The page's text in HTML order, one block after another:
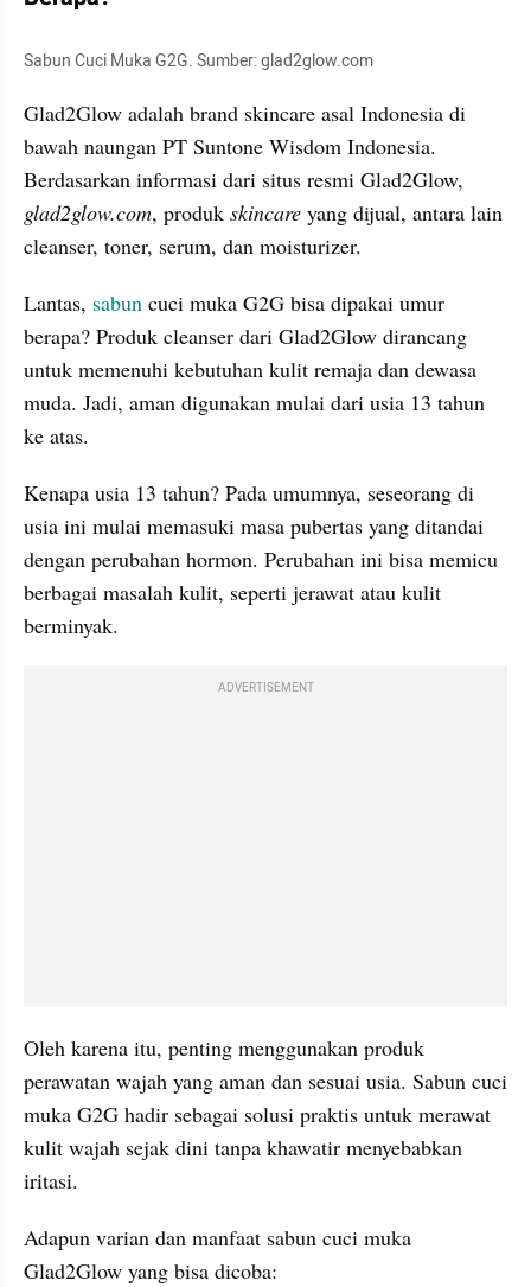
Sabun Cuci Muka G2G. Sumber: glad2glow.com
Glad2Glow adalah brand skincare asal Indonesia di
bawah naungan PT Suntone Wisdom Indonesia.
glad2glow.com, produk skincare yang dijual, antara lain
cleanser, toner, serum, dan moisturizer.
Lantas, sabun cuci muka G2G bisa dipakai umur
berapa? Produk cleanser dari Glad2Glow dirancang
untuk memenuhi kebutuhan kulit remaja dan dewasa
muda. Jadi, aman digunakan mulai dari usia 13 tahun
ke atas.
Kenapa usia 13 tahun? Pada umumnya, seseorang di
usia ini mulai memasuki masa pubertas yang ditandai
dengan perubahan hormon. Perubahan ini bisa memicu
berbagai masalah kulit, seperti jerawat atau kulit
berminyak.
ADVERTISEMENT
Oleh karena itu, penting menggunakan produk
perawatan wajah yang aman dan sesuai usia. Sabun cuci
muka G2G hadir sebagai solusi praktis untuk merawat
kulit wajah sejak dini tanpa khawatir menyebabkan
iritasi.
Adapun varian dan manfaat sabun cuci muka
Glad2Glow yang bisa dicoba: